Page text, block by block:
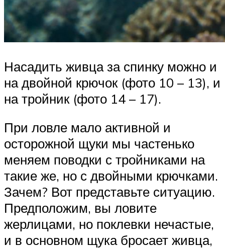
Насадить живца за спинку можно и
на двойной крючок (фото 10 – 13), и
на тройник (фото 14 – 17).
При ловле мало активной и
осторожной щуки мы частенько
меняем поводки с тройниками на
такие же, но с двойными крючками.
Зачем? Вот представьте ситуацию.
Предположим, вы ловите
жерлицами, но поклевки нечастые,
и в основном щука бросает живца,